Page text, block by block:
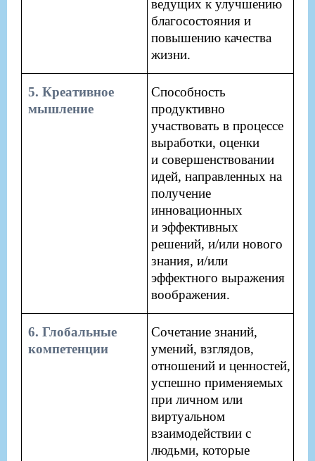
ведущих к улучшению
благосостояния и
повышению качества
жизни.
​5. Креативное
мышление
​Способность
продуктивно
участвовать в процессе
выработки, оценки
и совершенствовании
идей, направленных на
получение
инновационных
и эффективных
решений, и/или нового
знания, и/или
эффектного выражения
воображения.
​6. Глобальные
компетенции
Сочетание знаний,
умений, взглядов,
отношений и ценностей,
успешно применяемых
при личном или
виртуальном
взаимодействии с
людьми, которые